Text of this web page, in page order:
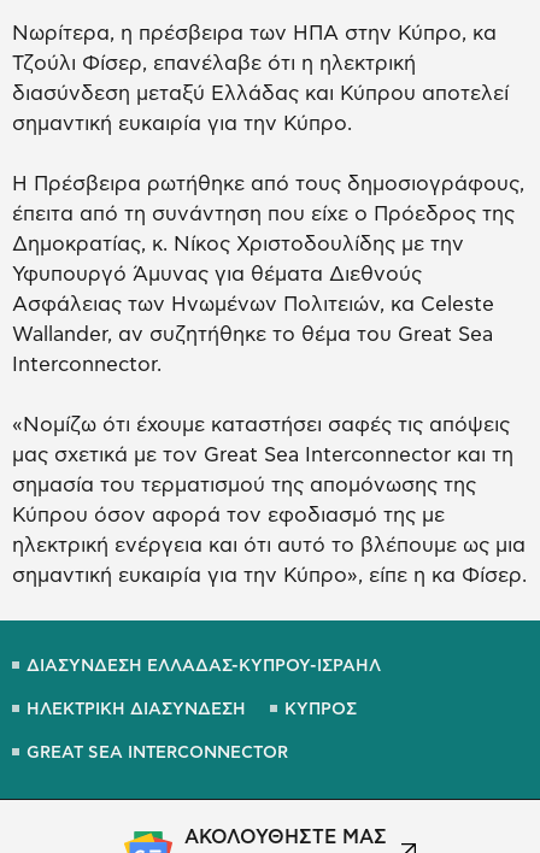
Νωρίτερα, η πρέσβειρα των ΗΠΑ στην Κύπρο, κα
Τζούλι Φίσερ, επανέλαβε ότι η ηλεκτρική
διασύνδεση μεταξύ Ελλάδας και Κύπρου αποτελεί
σημαντική ευκαιρία για την Κύπρο.
H Πρέσβειρα ρωτήθηκε από τους δημοσιογράφους,
έπειτα από τη συνάντηση που είχε ο Πρόεδρος της
Δημοκρατίας, κ. Νίκος Χριστοδουλίδης με την
Υφυπουργό Άμυνας για θέματα Διεθνούς
Ασφάλειας των Ηνωμένων Πολιτειών, κα Celeste
Wallander, αν συζητήθηκε το θέμα του Great Sea
Interconnector.
«Νομίζω ότι έχουμε καταστήσει σαφές τις απόψεις
μας σχετικά με τον Great Sea Interconnector και τη
σημασία του τερματισμού της απομόνωσης της
Κύπρου όσον αφορά τον εφοδιασμό της με
ηλεκτρική ενέργεια και ότι αυτό το βλέπουμε ως μια
σημαντική ευκαιρία για την Κύπρο», είπε η κα Φίσερ.
ΔΙΑΣΥΝΔΕΣΗ ΕΛΛΑΔΑΣ-ΚΥΠΡΟΥ-ΙΣΡΑΗΛ
ΗΛΕΚΤΡΙΚΗ ΔΙΑΣΥΝΔΕΣΗ ΚΥΠΡΟΣ
GREAT SEA INTERCONNECTOR
ΑΚΟΛΟΥΘΗΣΤΕ ΜΑΣ